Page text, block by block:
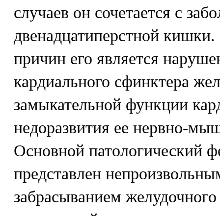
случаев он сочетается с
двенадцатиперстной
причин его является
кардиального сфинктера
замыкательной функции
недоразвития ее нервно-
Основной патологический
представлен
забрасыванием